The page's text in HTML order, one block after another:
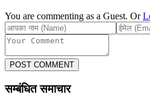
You are commenting as a Guest. Or
POST COMMENT
सम्बंधित समाचार